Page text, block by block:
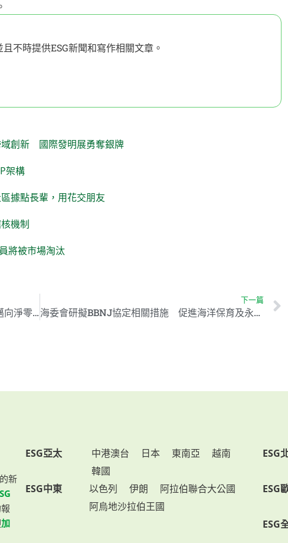
不時提供ESG新聞和寫作相關文章。
域創新 國際發明展勇奪銀牌
架構
據點長輩，用花交朋友
機制
將被市場淘汰
福華電子攜手國內企業推動碳權合作 加速邁向淨零碳排目標
下一篇
海委會研擬BBNJ協定相關措施 促進海洋保育及永續發展
新
加
ESG亞太 中港澳台 日本 東南亞
越南
韓國
ESG
ESG中東 以色列 伊朗
阿拉伯聯合大公國
阿烏地沙拉伯王國
ESG
ESG